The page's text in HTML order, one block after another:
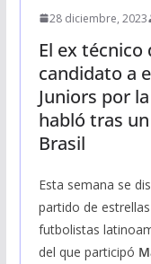
28 diciembre, 2023
El ex técnico
candidato a
Juniors por
habló tras
Brasil
Esta semana se
partido de
futbolistas
del que participó